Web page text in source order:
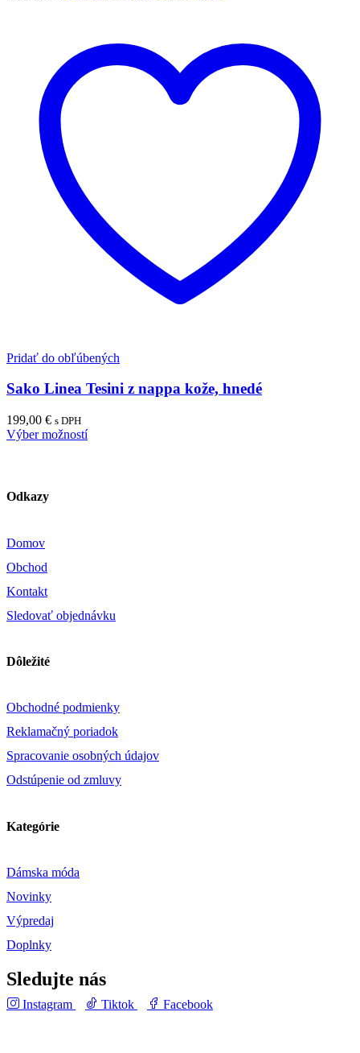
Pridať do obľúbených
Sako Linea Tesini z nappa kože, hnedé
199,00 € s DPH
Výber možností
Odkazy
Domov
Obchod
Kontakt
Sledovať objednávku
Dôležité
Obchodné podmienky
Reklamačný poriadok
Spracovanie osobných údajov
Odstúpenie od zmluvy
Kategórie
Dámska móda
Novinky
Výpredaj
Doplnky
Sledujte nás
Instagram Tiktok Facebook